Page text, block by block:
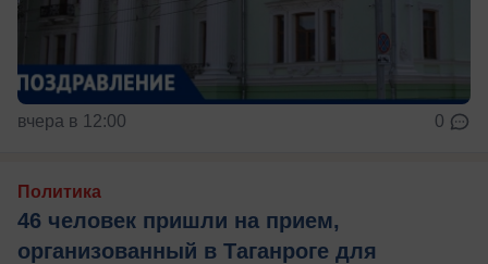
вчера в 12:00 0
Политика
46 человек пришли на прием,
организованный в Таганроге для